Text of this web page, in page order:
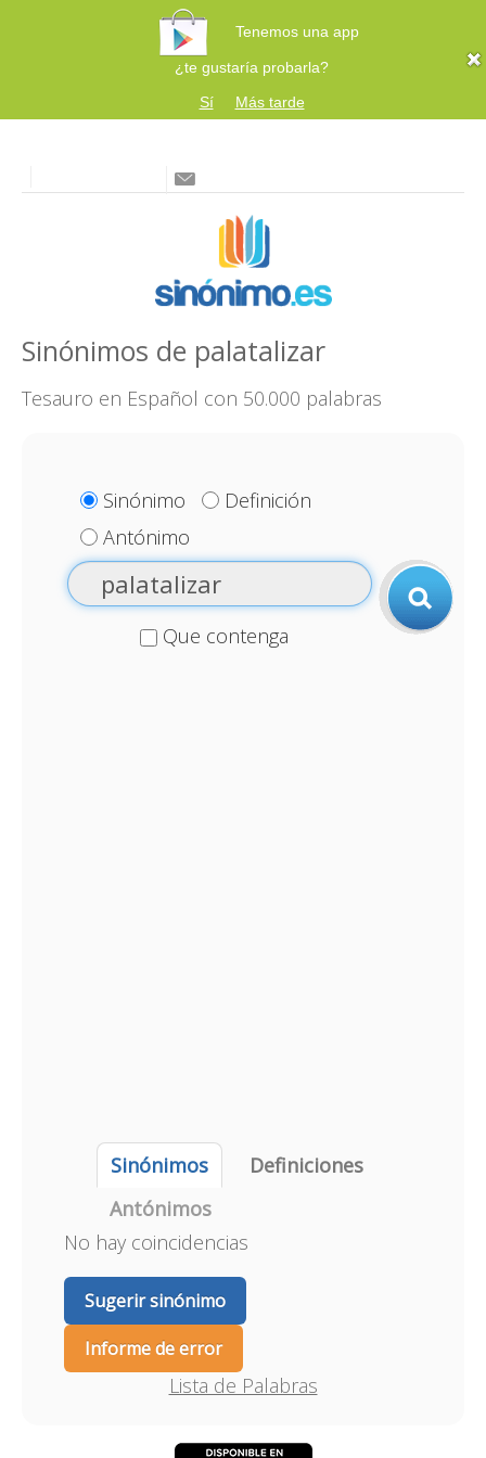
Tenemos una app
¿te gustaría probarla?
Sí
Más tarde
Sinónimos de palatalizar
Tesauro en Español con 50.000 palabras
Sinónimo
Definición
Antónimo
Que contenga
Sinónimos
Definiciones
Antónimos
No hay coincidencias
Sugerir sinónimo
Informe de error
Lista de Palabras